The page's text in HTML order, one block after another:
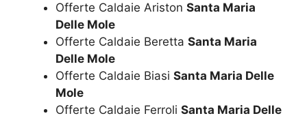
Offerte Caldaie Ariston Santa Maria
Delle Mole
Offerte Caldaie Beretta Santa Maria
Delle Mole
Offerte Caldaie Biasi Santa Maria Delle
Mole
Offerte Caldaie Ferroli Santa Maria Delle